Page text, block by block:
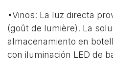
•Vinos: La luz directa
(goût de lumière). La
almacenamiento en
con iluminación LED de